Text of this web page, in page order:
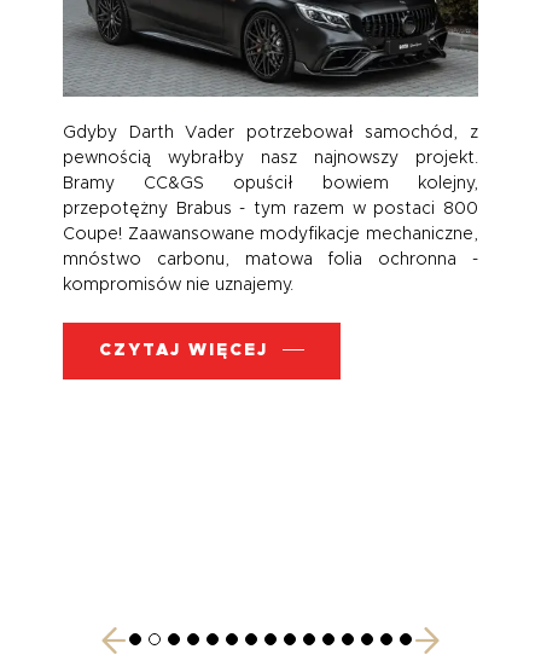
Każde Ferrari jest wyjątkowe, jednak
nich są wyjątkowe... bardziej. Jednym
modeli jest niewątpliwie 458 Speciale,
wolnossącym silnikiem V8. Aby
jeszcze więcej sportowych wrażeń,
poprawą układu